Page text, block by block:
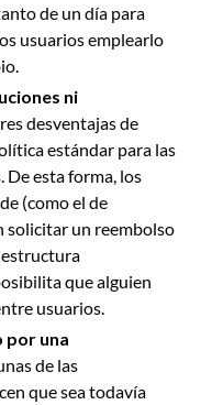
de un día para
usuarios emplearlo
ni
desventajas de
estándar para las
De esta forma, los
(como el de
solicitar un reembolso
estructura
que alguien
usuarios.
por una
de las
que sea todavía